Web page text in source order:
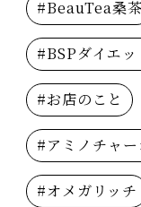
#BeauTea桑茶
#BSPダイエ
#お店のこと
#アミノチャー
#オメガリッチ